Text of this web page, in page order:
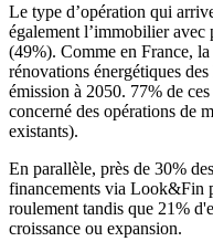
Le type d’opération qui
également l’immobilier avec
(49%). Comme en France,
rénovations énergétiques
émission à 2050. 77% de
concerné des opérations de
existants).
En parallèle, près de 30%
financements via Look&Fin
roulement tandis que 21%
croissance ou expansion.